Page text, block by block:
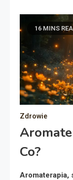
16 MINS
Zdrowie
Co?
Aromaterapia,